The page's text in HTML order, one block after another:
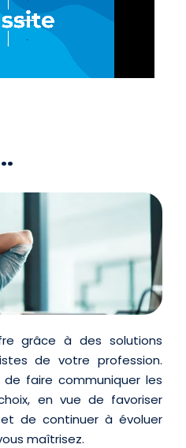
grâce à des solutions
de votre profession.
faire communiquer les
en vue de favoriser
de continuer à évoluer
maîtrisez.